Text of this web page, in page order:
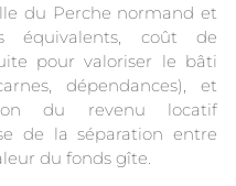
du Perche normand et
équivalents, coût de
pour valoriser le bâti
dépendances), et
du revenu locatif
de la séparation entre
du fonds gîte.